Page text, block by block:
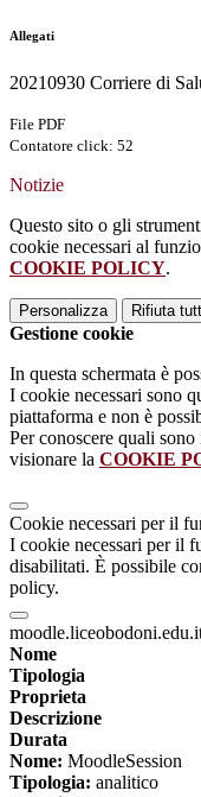
Allegati
20210930 Corriere di
File PDF
Contatore click: 52
Notizie
Questo sito o gli
cookie necessari al
COOKIE POLICY.
Personalizza Rifiuta
Gestione cookie
In questa schermata è
I cookie necessari sono
piattaforma e non è
Per conoscere quali
visionare la COOKIE
Cookie necessari per il
I cookie necessari per il
disabilitati. È possibile
policy.
Nome
Tipologia
Proprieta
Descrizione
Durata
Nome: MoodleSession
Tipologia: analitico